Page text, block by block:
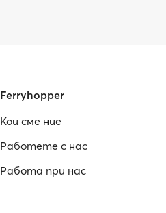
Ferryhopper
Кои сме ние
Работете с нас
Работa при нас